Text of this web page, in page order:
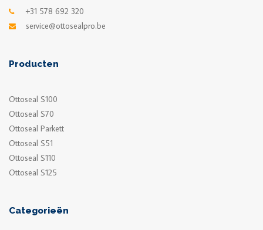
+31 578 692 320
service@ottosealpro.be
Producten
Ottoseal S100
Ottoseal S70
Ottoseal Parkett
Ottoseal S51
Ottoseal S110
Ottoseal S125
Categorieën